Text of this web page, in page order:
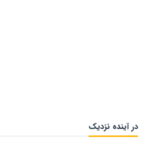
در آینده نزدیک